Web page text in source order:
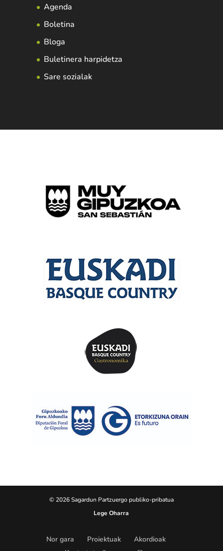
Agenda
Boletina
Bloga
Buletinera harpidetza
Sare sozialak
© 2026 Sagardun Partzuergo publiko-pribatua
Lege Oharra
Nor gara Proiektuak
Akordioak